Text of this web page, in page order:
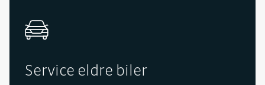
Service eldre biler